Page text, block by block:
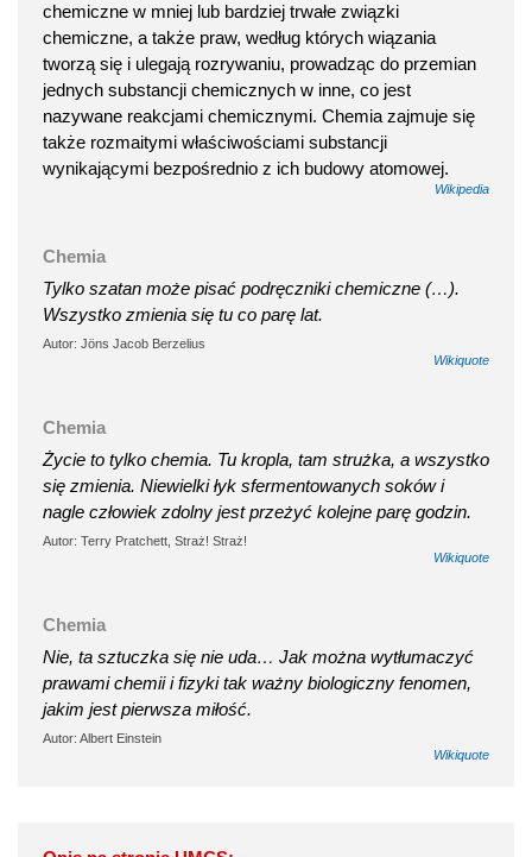
chemiczne w mniej lub bardziej trwałe związki
chemiczne, a także praw, według których wiązania
tworzą się i ulegają rozrywaniu, prowadząc do przemian
jednych substancji chemicznych w inne, co jest
nazywane reakcjami chemicznymi. Chemia zajmuje się
także rozmaitymi właściwościami substancji
wynikającymi bezpośrednio z ich budowy atomowej.
Wikipedia
Chemia
Tylko szatan może pisać podręczniki chemiczne (…).
Wszystko zmienia się tu co parę lat.
Autor: Jöns Jacob Berzelius
Wikiquote
Chemia
Życie to tylko chemia. Tu kropla, tam strużka, a wszystko
się zmienia. Niewielki łyk sfermentowanych soków i
nagle człowiek zdolny jest przeżyć kolejne parę godzin.
Autor: Terry Pratchett, Straż! Straż!
Wikiquote
Chemia
Nie, ta sztuczka się nie uda… Jak można wytłumaczyć
prawami chemii i fizyki tak ważny biologiczny fenomen,
jakim jest pierwsza miłość.
Autor: Albert Einstein
Wikiquote